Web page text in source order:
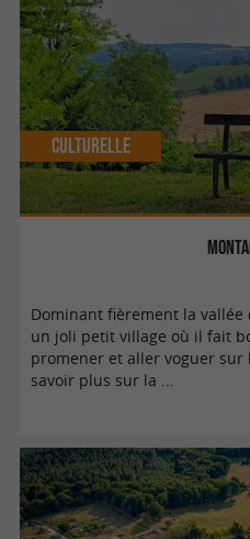
Culturelle
Dominant fièrement la
un joli petit village où il fait
promener et aller voguer sur
savoir plus sur la ...